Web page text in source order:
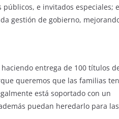
e invitados especiales;
gestión de gobierno,
entrega de 100 títulos
queremos que las familias
está soportado con un
puedan heredarlo para las